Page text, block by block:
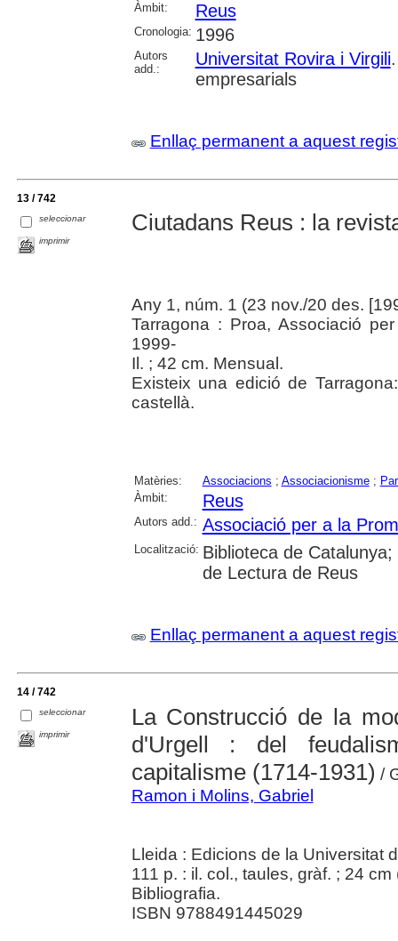
Àmbit: Reus
Cronologia: 1996
Autors
add.:
Universitat Rovira i Virgili
empresarials
Enllaç permanent a aquest
13 / 742
seleccionar
imprimir
Ciutadans Reus : la
Any 1, núm. 1 (23 nov./20 des.
Tarragona : Proa, Associació
1999-
Il. ; 42 cm. Mensual.
Existeix una edició de
castellà.
Matèries: Associacions ; Associacionisme;
Àmbit:
Reus
Autors add.: Associació per a la
Localització: Biblioteca de
de Lectura de Reus
Enllaç permanent a aquest
14 / 742
seleccionar
imprimir
La Construcció de la
d'Urgell : del
capitalisme (1714-1931) /
Ramon i Molins, Gabriel
Lleida : Edicions de la Universitat
111 p. : il. col., taules, gràf. ; 24 cm
Bibliografia.
ISBN 9788491445029